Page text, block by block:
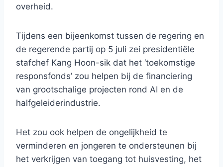
overheid.
Tijdens een bijeenkomst tussen de regering en
de regerende partij op 5 juli zei presidentiële
stafchef Kang Hoon-sik dat het ‘toekomstige
responsfonds’ zou helpen bij de financiering
van grootschalige projecten rond AI en de
halfgeleiderindustrie.
Het zou ook helpen de ongelijkheid te
verminderen en jongeren te ondersteunen bij
het verkrijgen van toegang tot huisvesting, het